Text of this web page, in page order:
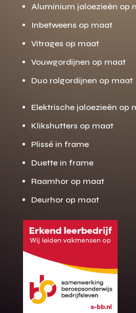
Gratis offerte
op maat?
Binnen 24 uur jouw gratis
10 jaar garantie op de
Aluminium jaloezieën op
Inbetweens op maat
Vitrages op maat
Vouwgordijnen op maat
Duo rolgordijnen op maat
Elektrische jaloezieën op
Klikshutters op maat
Plissé in frame
Duette in frame
Raamhor op maat
Deurhor op maat